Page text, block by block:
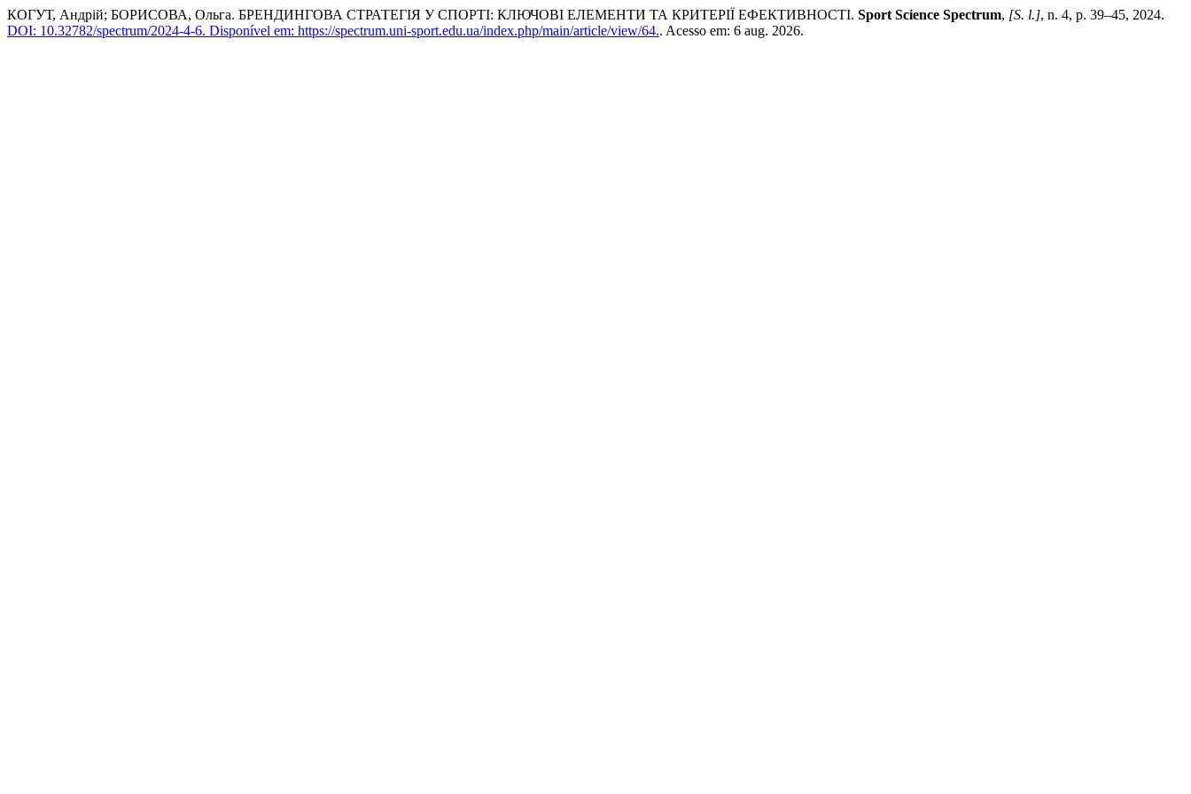
КОГУТ, Андрій; БОРИСОВА, Ольга. БРЕНДИНГОВА СТРАТЕГІЯ У СПОРТІ: КЛЮЧОВІ ЕЛЕМЕНТИ ТА КРИТЕРІЇ ЕФЕКТИВНОСТІ. Sport Science Spectrum, [S. l.], n. 4, p. 39–45, 2024.
DOI: 10.32782/spectrum/2024-4-6. Disponível em: https://spectrum.uni-sport.edu.ua/index.php/main/article/view/64.. Acesso em: 6 aug. 2026.